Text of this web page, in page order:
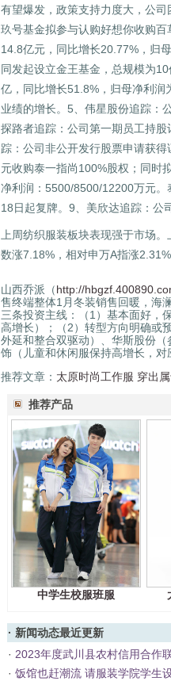
有望爆发，政策支持力度大，公
玖号基金拟参与认购好想你收购
14.8亿元，同比增长20.77%，归
同发起设立金王基金，总规模为
亿，同比增长51.8%，归母净利润
业绩的增长。5、伟星股份追踪：
探路者追踪：公司第一期员工持
踪：公司非公开发行股票申请获
元收购泰一指尚100%股权；同时
净利润：5500/8500/12200万元。
18日起复牌。9、美欣达追踪：公
上周纺织服装板块表现强于市场
数涨7.18%，相对申万A指涨
山西乔派（http://
售终端整体1月冬装销售回暖，海
三条投资主线：（1）基本面好，
高增长）；（2）转型方向明确或
外延和整合双驱动）、华斯股份
饰（儿童和休闲服保持高增长，对
推荐文章： 太原时尚工作服 穿出
推荐产品
中学生校服班服
· 新闻动态最近更新
· 2023年度武川县农村信用合作
· 饭馆也赶潮流 请服装学院学生